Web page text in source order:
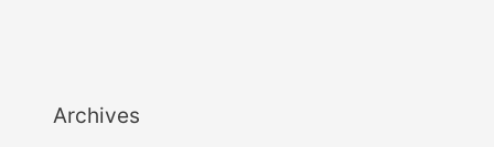
Archives